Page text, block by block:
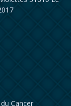
Cancer